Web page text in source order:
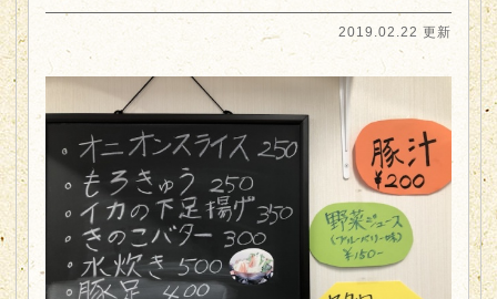
2019.02.22 更新